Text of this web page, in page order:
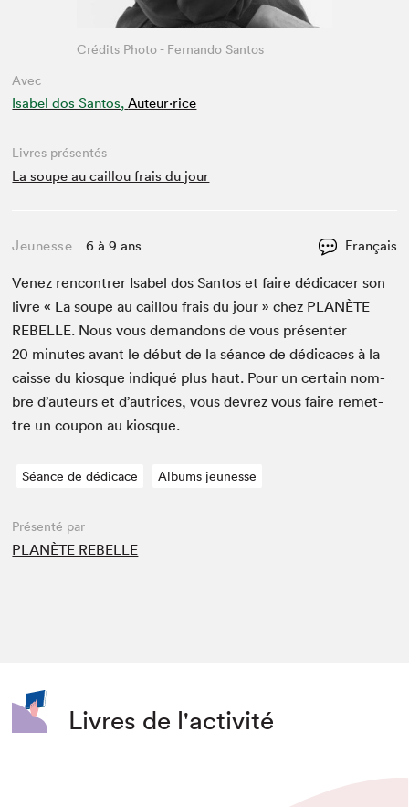
Avec
Isabel dos Santos, Auteur·rice
Crédits Photo - Fernando Santos
Livres présentés
La soupe au caillou frais du jour
Jeunesse 6 à 9 ans Français
Venez ren­con­tr­er Isabel dos San­tos et faire dédi­cac­er son
livre « La soupe au cail­lou frais du jour » chez PLANÈTE
REBELLE. Nous vous deman­dons de vous présen­ter
20 min­utes avant le début de la séance de dédi­caces à la
caisse du kiosque indiqué plus haut. Pour un cer­tain nom­
bre d’auteurs et d’autrices, vous devrez vous faire remet­
tre un coupon au kiosque.
Séance de dédicace Albums jeunesse
Présenté par
PLANÈTE REBELLE
Livres de l'activité